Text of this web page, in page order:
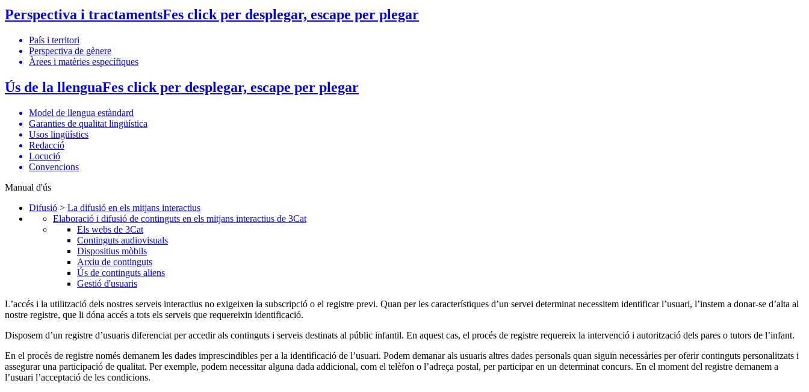
Perspectiva i tractamentsFes click per desplegar, escape per plegar
País i territori
Perspectiva de gènere
Àrees i matèries específiques
Ús de la llenguaFes click per desplegar, escape per plegar
Model de llengua estàndard
Garanties de qualitat lingüística
Usos lingüístics
Redacció
Locució
Convencions
Manual d'ús
Difusió > La difusió en els mitjans interactius
Elaboració i difusió de continguts en els mitjans interactius de 3Cat
Els webs de 3Cat
Continguts audiovisuals
Dispositius mòbils
Arxiu de continguts
Ús de continguts aliens
Gestió d'usuaris
L’accés i la utilització dels nostres serveis interactius no exigeixen la subscripció o el registre previ. Quan per les característiques d’un servei determinat necessitem identificar l’usuari, l’instem a donar-se d’alta al
nostre registre, que li dóna accés a tots els serveis que requereixin identificació.
Disposem d’un registre d’usuaris diferenciat per accedir als continguts i serveis destinats al públic infantil. En aquest cas, el procés de registre requereix la intervenció i autorització dels pares o tutors de l’infant.
En el procés de registre només demanem les dades imprescindibles per a la identificació de l’usuari. Podem demanar als usuaris altres dades personals quan siguin necessàries per oferir continguts personalitzats i
assegurar una participació de qualitat. Per exemple, podem necessitar alguna dada addicional, com el telèfon o l’adreça postal, per participar en un determinat concurs. En el moment del registre demanem a
l’usuari l’acceptació de les condicions.